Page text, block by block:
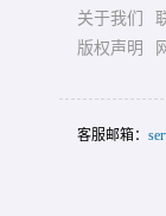
关于我们
版权声明
客服邮箱：